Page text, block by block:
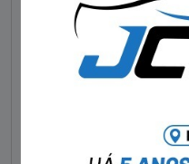
Foragido pela morte
em bar morre em
Um dos dois foragidos
um delegado